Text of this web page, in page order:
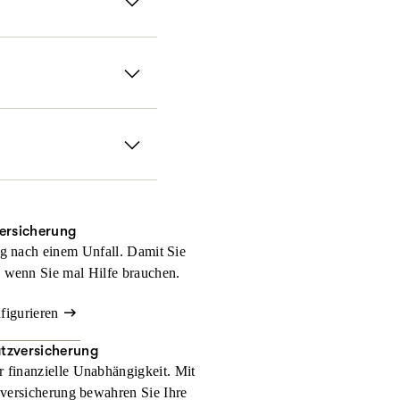
nicht denkt. Mit
nach einem Unfall. Damit Sie
Sie mal Hilfe brauchen.
finanzielle Unabhängigkeit. Mit
bewahren Sie Ihre